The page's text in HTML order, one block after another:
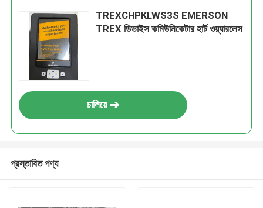
TREXCHPKLWS3S EMERSON
TREX ডিভাইস কমিউনিকেটার হার্ট ওয়্যারলেস
চালিয়ে
প্রস্তাবিত পণ্য